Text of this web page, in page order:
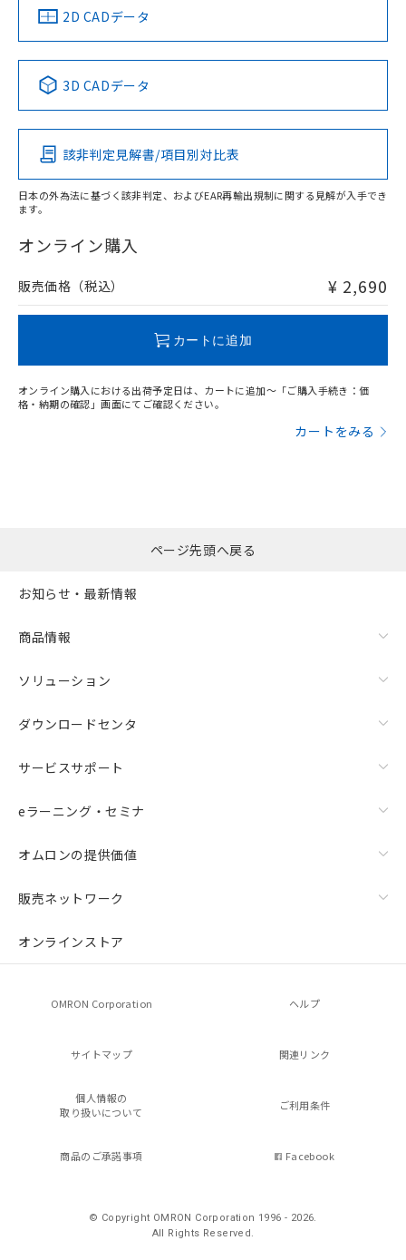
中国 RoHS 注意事項・凡例
Pb Hg Cd Cr(VI)
O
在庫等で未対応品が混在する可能性があります。
問い合わせください。
2D CADデータ
3D CADデータ
該非判定見解書/項目別対比表
日本の外為法に基づく該非判定、およびEAR再輸出規制に関する見解が入手でき
ます。
オンライン購入
販売価格（税込） ¥ 2,690
カートに追加
オンライン購入における出荷予定日は、カートに追加～「ご購入手続き：価
格・納期の確認」画面にてご確認ください。
カートをみる
ページ先頭へ戻る
お知らせ・最新情報
商品情報
ソリューション
ダウンロードセンタ
サービスサポート
eラーニング・セミナ
オムロンの提供価値
販売ネットワーク
オンラインストア
OMRON Corporation ヘルプ
サイトマップ 関連リンク
個人情報の
取り扱いについて
ご利用条件
商品のご承諾事項 Facebook
© Copyright OMRON Corporation 1996 - 2026.
All Rights Reserved.